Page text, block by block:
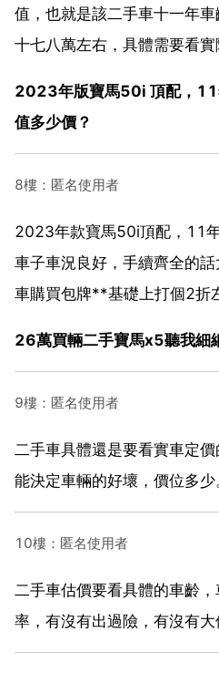
值，也就是該二手車十一年
十七八萬左右，具體需要看實
2023年版寶馬50i 頂配，
值多少價？
8樓：匿名使用者
2023年款寶馬50i頂配，11
車子車況良好，手續齊全的
車購買包牌**基礎上打個2折
26萬買輛二手寶馬x5聽我細
9樓：匿名使用者
二手車具體還是要看實車定
能決定車輛的好壞，價位多少
10樓：匿名使用者
二手車估價要看具體的車齡
率，有沒有出過險，有沒有